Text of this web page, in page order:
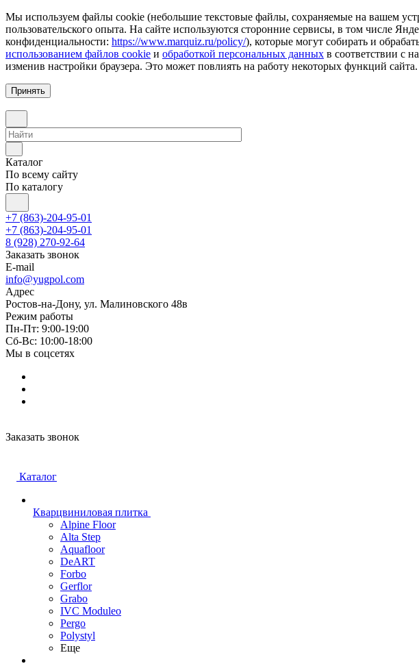
Мы используем файлы cookie (небольшие текстовые файлы, сохраняемые на вашем
пользовательского опыта. На сайте используются сторонние сервисы, в том числе
конфиденциальности: https://www.marquiz.ru/policy/), которые могут собирать и
использованием файлов cookie и обработкой персональных данных в соответствии с
изменив настройки браузера. Это может повлиять на работу некоторых функций сайта.
Принять
Каталог
По всему сайту
По каталогу
+7 (863)-204-95-01
+7 (863)-204-95-01
8 (928) 270-92-64
Заказать звонок
E-mail
info@yugpol.com
Адрес
Ростов-на-Дону, ул. Малиновского 48в
Режим работы
Пн-Пт: 9:00-19:00
Cб-Вс: 10:00-18:00
Мы в соцсетях
Заказать звонок
Каталог
Кварцвиниловая плитка
Alpine Floor
Alta Step
Aquafloor
DeART
Forbo
Gerflor
Grabo
IVC Moduleo
Pergo
Polystyl
Еще